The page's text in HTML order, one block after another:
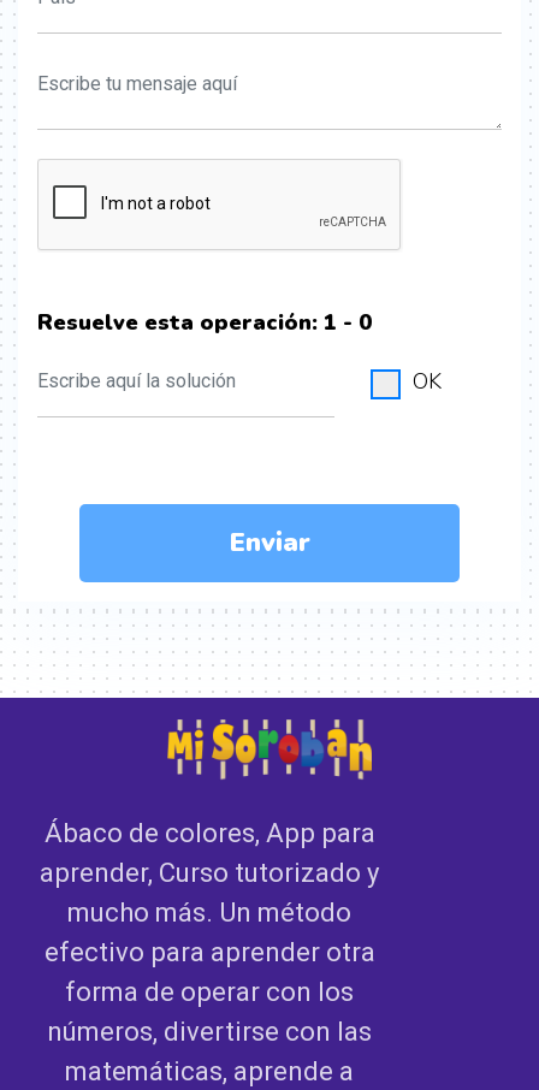
Resuelve esta operación: 1 - 0
OK
Enviar
Ábaco de colores, App para
aprender, Curso tutorizado y
mucho más. Un método
efectivo para aprender otra
forma de operar con los
números, divertirse con las
matemáticas, aprende a